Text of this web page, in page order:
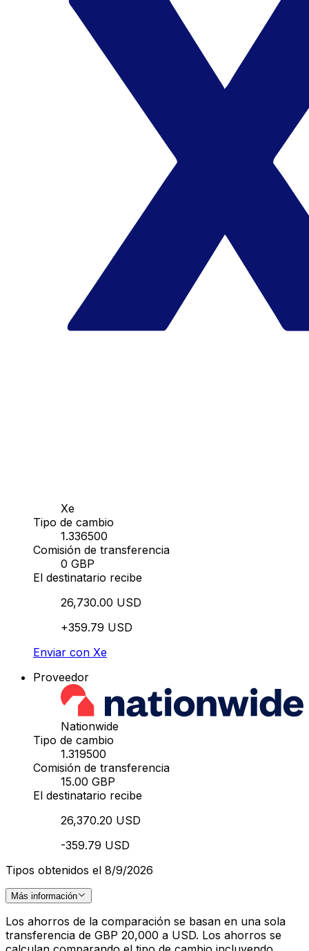
Xe
Tipo de cambio
1.336500
Comisión de transferencia
0 GBP
El destinatario recibe
26,730.00 USD
+359.79 USD
Enviar con Xe
Proveedor
Nationwide
Tipo de cambio
1.319500
Comisión de transferencia
15.00 GBP
El destinatario recibe
26,370.20 USD
-359.79 USD
Tipos obtenidos el 8/9/2026
Más información
Los ahorros de la comparación se basan en una sola
transferencia de GBP 20,000 a USD. Los ahorros se